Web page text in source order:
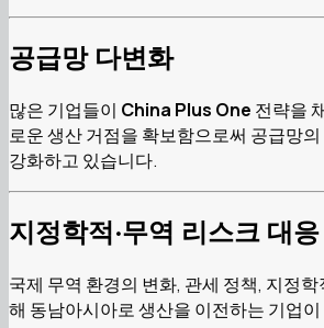
공급망 다변화
많은 기업들이 China Plus One 전략을
로운 생산 거점을 확보함으로써 공급망
강화하고 있습니다.
지정학적·무역 리스크 대응
국제 무역 환경의 변화, 관세 정책, 지정
해 동남아시아로 생산을 이전하는 기업